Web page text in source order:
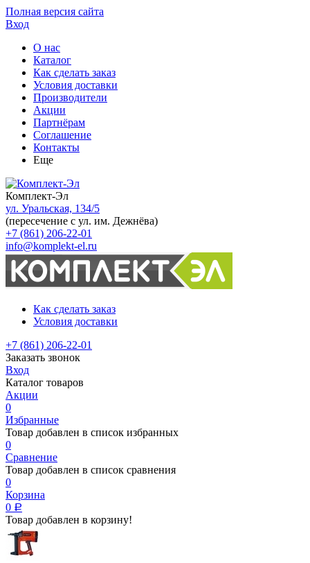
Полная версия сайта
Вход
О нас
Каталог
Как сделать заказ
Условия доставки
Производители
Акции
Партнёрам
Соглашение
Контакты
Еще
Комплект-Эл
ул. Уральская, 134/5
(пересечение с ул. им. Дежнёва)
+7 (861) 206-22-01
info@komplekt-el.ru
Как сделать заказ
Условия доставки
+7 (861) 206-22-01
Заказать звонок
Вход
Каталог товаров
Акции
0
Избранные
Товар добавлен в список избранных
0
Сравнение
Товар добавлен в список сравнения
0
Корзина
0 Р
Товар добавлен в корзину!